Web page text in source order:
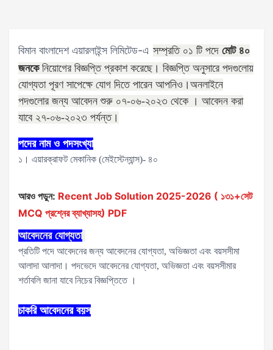
বিমান বাংলাদেশ এয়ারলাইন্স লিমিটেড-এ সম্প্রতি ০১ টি পদে মোট ৪০
জনকে নিয়োগের বিজ্ঞপ্তি প্রকাশ করেছে। বিজ্ঞপ্তি অনুসারে পদগুলোয়
যোগ্যতা পূরণ সাপেক্ষে যোগ দিতে পারেন আপনিও।অনলাইনে
পদগুলোর জন্য আবেদন শুরু ০৭-০৬-২০২৩ থেকে । আবেদন করা
যাবে ২৭-০৬-২০২৩ পর্যন্ত।
পদের নাম ও পদসংখ্যা
১। এয়ারক্রাফট মেকানিক (মেইস্টেন্যান্স)- ৪০
আরও পড়ুন: Recent Job Solution 2025-2026 ( ১৩১+সেট
MCQ প্রশ্নের ব্যাখ্যাসহ) PDF
আবেদনের যোগ্যতা
প্রতিটি পদে আবেদনের জন্য আবেদনের যোগ্যতা, অভিজ্ঞতা এবং বয়সসীমা
আলাদা আলাদা। পদভেদে আবেদনের যোগ্যতা, অভিজ্ঞতা এবং বয়সসীমার
শর্তাবলি জানা যাবে নিচের বিজ্ঞপ্তিতে ।
চাকরি আবেদনের বয়স